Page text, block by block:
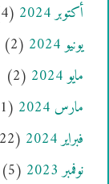
أكتوبر 2024
(4)
يونيو 2024
(2)
مايو 2024
(2)
مارس 2024
(1)
فبراير 2024
(22)
نوفمبر 2023
(5)